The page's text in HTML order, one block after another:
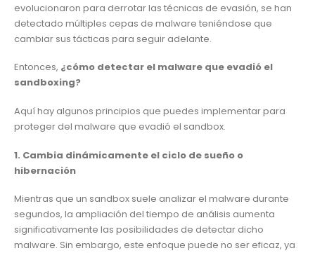
evolucionaron para derrotar las técnicas de evasión, se han
detectado múltiples cepas de malware teniéndose que
cambiar sus tácticas para seguir adelante.
Entonces, ¿cómo detectar el malware que evadió el
sandboxing?
Aquí hay algunos principios que puedes implementar para
proteger del malware que evadió el sandbox.
1. Cambia dinámicamente el ciclo de sueño o
hibernación
Mientras que un sandbox suele analizar el malware durante
segundos, la ampliación del tiempo de análisis aumenta
significativamente las posibilidades de detectar dicho
malware. Sin embargo, este enfoque puede no ser eficaz, ya